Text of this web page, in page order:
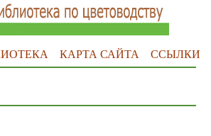
КАРТА САЙТА ССЫЛКИ